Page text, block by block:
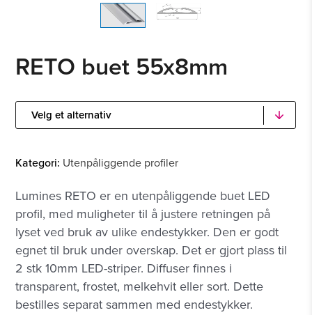
RETO buet 55x8mm
Kategori: Utenpåliggende profiler
Lumines RETO er en utenpåliggende buet LED
profil, med muligheter til å justere retningen på
lyset ved bruk av ulike endestykker. Den er godt
egnet til bruk under overskap. Det er gjort plass til
2 stk 10mm LED-striper. Diffuser finnes i
transparent, frostet, melkehvit eller sort. Dette
bestilles separat sammen med endestykker.